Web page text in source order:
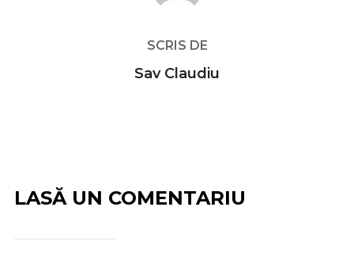
SCRIS DE
Sav Claudiu
LASĂ UN COMENTARIU